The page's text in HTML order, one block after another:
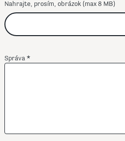
Nahrajte, prosím, obrázok (max 8 MB)
Správa